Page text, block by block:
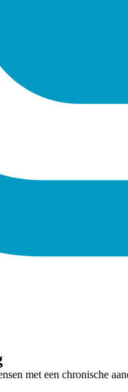
met een chronische